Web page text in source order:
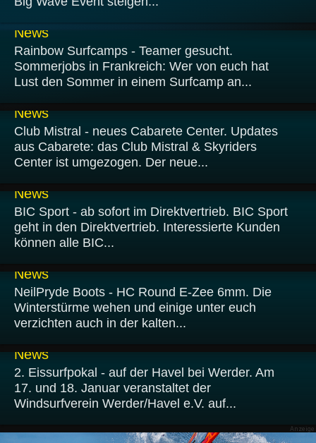
News
Rainbow Surfcamps - Teamer gesucht.
Sommerjobs in Frankreich: Wer von euch hat
Lust den Sommer in einem Surfcamp an...
News
Club Mistral - neues Cabarete Center. Updates
aus Cabarete: das Club Mistral & Skyriders
Center ist umgezogen. Der neue...
News
BIC Sport - ab sofort im Direktvertrieb. BIC Sport
geht in den Direktvertrieb. Interessierte Kunden
können alle BIC...
News
NeilPryde Boots - HC Round E-Zee 6mm. Die
Winterstürme wehen und einige unter euch
verzichten auch in der kalten...
News
2. Eissurfpokal - auf der Havel bei Werder. Am
17. und 18. Januar veranstaltet der
Windsurfverein Werder/Havel e.V. auf...